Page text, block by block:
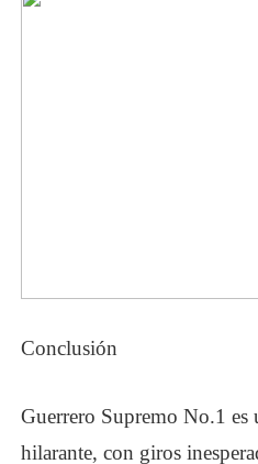
Conclusión
Guerrero Supremo No.1 es
hilarante, con giros